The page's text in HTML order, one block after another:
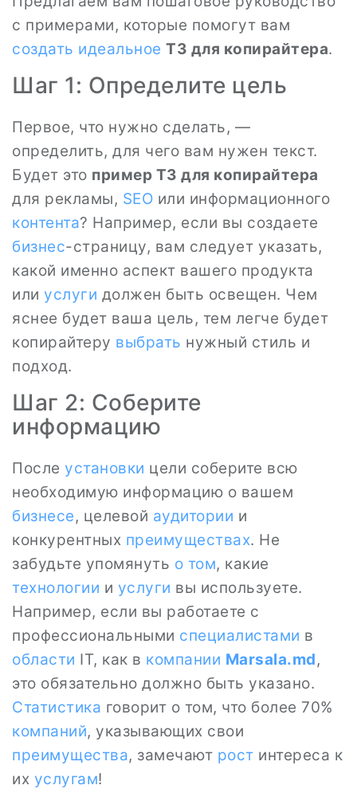
с примерами, которые помогут вам
создать идеальное ТЗ для копирайтера.
Шаг 1: Определите цель
Первое, что нужно сделать, —
определить, для чего вам нужен текст.
Будет это пример ТЗ для копирайтера
для рекламы, SEO или информационного
контента? Например, если вы создаете
бизнес-страницу, вам следует указать,
какой именно аспект вашего продукта
или услуги должен быть освещен. Чем
яснее будет ваша цель, тем легче будет
копирайтеру выбрать нужный стиль и
подход.
Шаг 2: Соберите
информацию
После установки цели соберите всю
необходимую информацию о вашем
бизнесе, целевой аудитории и
конкурентных преимуществах. Не
забудьте упомянуть о том, какие
технологии и услуги вы используете.
Например, если вы работаете с
профессиональными специалистами в
области IT, как в компании Marsala.md,
это обязательно должно быть указано.
Статистика говорит о том, что более 70%
компаний, указывающих свои
преимущества, замечают рост интереса к
их услугам!